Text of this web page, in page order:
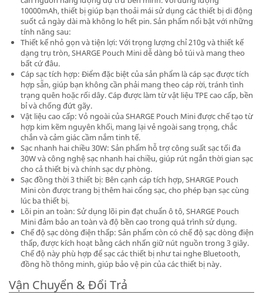
10000mAh, thiết bị giúp bạn thoải mái sử dụng các thiết bị di động
suốt cả ngày dài mà không lo hết pin. Sản phẩm nổi bật với những
tính năng sau:
Thiết kế nhỏ gọn và tiện lợi: Với trọng lượng chỉ 210g và thiết kế
dạng trụ tròn, SHARGE Pouch Mini dễ dàng bỏ túi và mang theo
bất cứ đâu.
Cáp sạc tích hợp: Điểm đặc biệt của sản phẩm là cáp sạc được tích
hợp sẵn, giúp bạn không cần phải mang theo cáp rời, tránh tình
trạng quên hoặc rối dây. Cáp được làm từ vật liệu TPE cao cấp, bền
bỉ và chống đứt gãy.
Vật liệu cao cấp: Vỏ ngoài của SHARGE Pouch Mini được chế tạo từ
hợp kim kẽm nguyên khối, mang lại vẻ ngoài sang trọng, chắc
chắn và cảm giác cầm nắm tinh tế.
Sạc nhanh hai chiều 30W: Sản phẩm hỗ trợ công suất sạc tối đa
30W và công nghệ sạc nhanh hai chiều, giúp rút ngắn thời gian sạc
cho cả thiết bị và chính sạc dự phòng.
Sạc đồng thời 3 thiết bị: Bên cạnh cáp tích hợp, SHARGE Pouch
Mini còn được trang bị thêm hai cổng sạc, cho phép bạn sạc cùng
lúc ba thiết bị.
Lõi pin an toàn: Sử dụng lõi pin đạt chuẩn ô tô, SHARGE Pouch
Mini đảm bảo an toàn và độ bền cao trong quá trình sử dụng.
Chế độ sạc dòng điện thấp: Sản phẩm còn có chế độ sạc dòng điện
thấp, được kích hoạt bằng cách nhấn giữ nút nguồn trong 3 giây.
Chế độ này phù hợp để sạc các thiết bị như tai nghe Bluetooth,
đồng hồ thông minh, giúp bảo vệ pin của các thiết bị này.
Vận Chuyển & Đổi Trả